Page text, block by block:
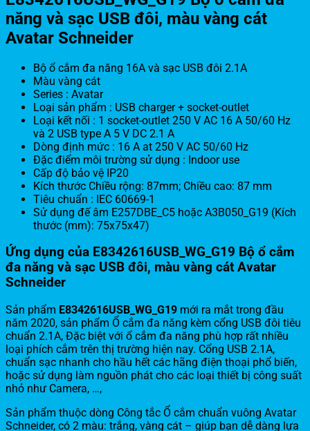
năng và sạc USB đôi, màu vàng cát
Avatar Schneider
Bộ ổ cắm đa năng 16A và sạc USB đôi 2.1A
Màu vàng cát
Series : Avatar
Loại sản phẩm : USB charger + socket-outlet
Loại kết nối : 1 socket-outlet 250 V AC 16 A 50/60 Hz
và 2 USB type A 5 V DC 2.1 A
Dòng định mức : 16 A at 250 V AC 50/60 Hz
Đặc điểm môi trường sử dụng : Indoor use
Cấp độ bảo vệ IP20
Kích thước Chiều rộng: 87mm; Chiều cao: 87 mm
Tiêu chuẩn : IEC 60669-1
Sử dụng đế âm E257DBE_C5 hoặc A3B050_G19 (Kích
thước (mm): 75x75x47)
Ứng dụng của E8342616USB_WG_G19 Bộ ổ cắm
đa năng và sạc USB đôi, màu vàng cát Avatar
Schneider
Sản phẩm E8342616USB_WG_G19 mới ra mắt trong đầu
năm 2020, sản phẩm Ổ cắm đa năng kèm cổng USB đôi tiêu
chuẩn 2.1A, Đặc biệt với ổ cắm đa năng phù hợp rất nhiều
loại phích cắm trên thị trường hiện nay. Cổng USB 2.1A,
chuẩn sạc nhanh cho hầu hết các hãng điện thoại phổ biến,
hoặc sử dụng làm nguồn phát cho các loại thiết bị công suất
nhỏ như Camera, …,
Sản phẩm thuộc dòng Công tắc Ổ cắm chuẩn vuông Avatar
Schneider, có 2 màu: trắng, vàng cát – giúp bạn dễ dàng lựa